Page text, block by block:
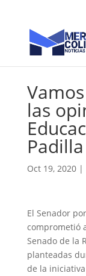
las
Padilla
Oct 19, 2020|
El Senador
comprometió
Senado de la
planteadas
de la